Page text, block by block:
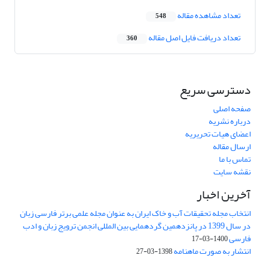
تعداد مشاهده مقاله 548
تعداد دریافت فایل اصل مقاله 360
دسترسی سریع
صفحه اصلی
درباره نشریه
اعضای هیات تحریریه
ارسال مقاله
تماس با ما
نقشه سایت
آخرین اخبار
انتخاب مجله تحقیقات آب و خاک ایران به عنوان مجله علمی برتر فارسی زبان
در سال 1399 در پانزدهمین گردهمایی بین المللی انجمن ترویج زبان و ادب
فارسی1400-03-17
انتشار به صورت ماهنامه1398-03-27